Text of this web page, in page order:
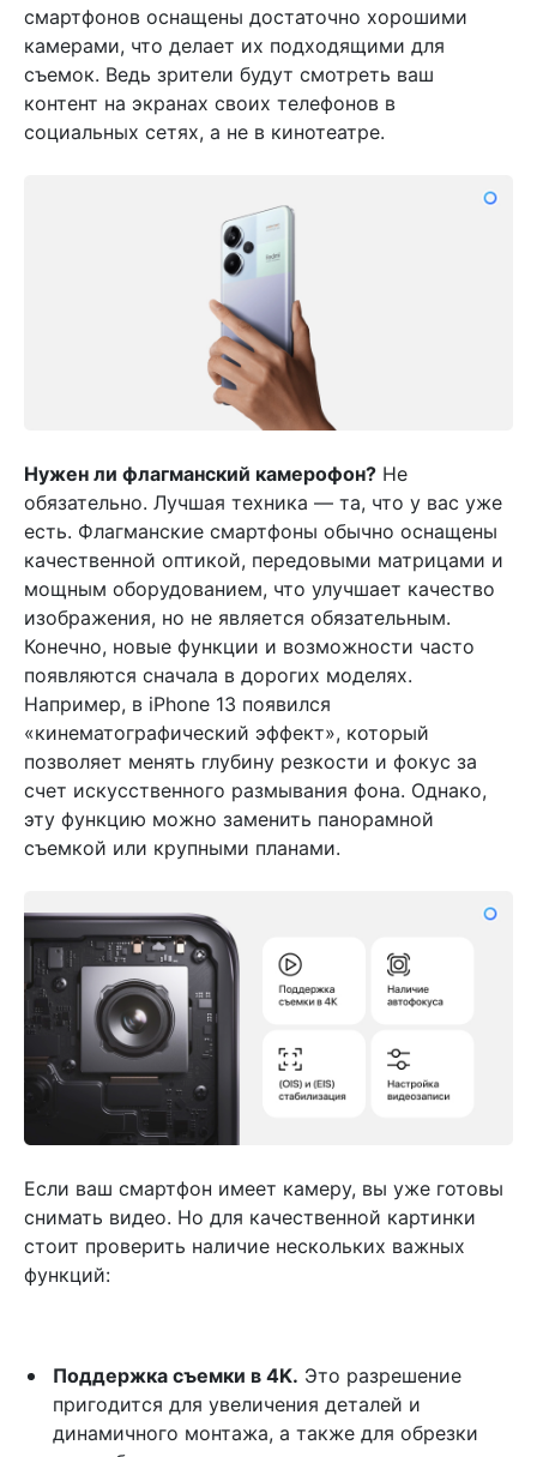
смартфонов оснащены достаточно хорошими
камерами, что делает их подходящими для
съемок. Ведь зрители будут смотреть ваш
контент на экранах своих телефонов в
социальных сетях, а не в кинотеатре.
Нужен ли флагманский камерофон? Не
обязательно. Лучшая техника — та, что у вас уже
есть. Флагманские смартфоны обычно оснащены
качественной оптикой, передовыми матрицами и
мощным оборудованием, что улучшает качество
изображения, но не является обязательным.
Конечно, новые функции и возможности часто
появляются сначала в дорогих моделях.
Например, в iPhone 13 появился
«кинематографический эффект», который
позволяет менять глубину резкости и фокус за
счет искусственного размывания фона. Однако,
эту функцию можно заменить панорамной
съемкой или крупными планами.
Если ваш смартфон имеет камеру, вы уже готовы
снимать видео. Но для качественной картинки
стоит проверить наличие нескольких важных
функций:
Поддержка съемки в 4K. Это разрешение
пригодится для увеличения деталей и
динамичного монтажа, а также для обрезки